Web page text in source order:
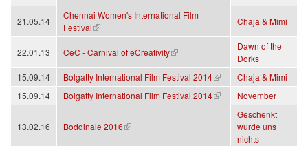
21.05.14
Chennai Women's International Film
Festival
(Link ist extern)
Chaja & Mimi
22.01.13 CeC - Carnival of eCreativity
(Link ist extern)
Dawn of the
Dorks
15.09.14
Bolgatty International Film Festival 2014
(Link ist extern)
Chaja & Mimi
15.09.14
Bolgatty International Film Festival 2014
(Link ist extern) November
13.02.16 Boddinale 2016
(Link ist extern)
Geschenkt
wurde uns
nichts